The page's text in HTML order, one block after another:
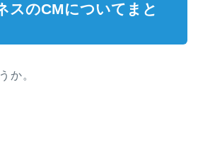
スのCMについてまと
か。